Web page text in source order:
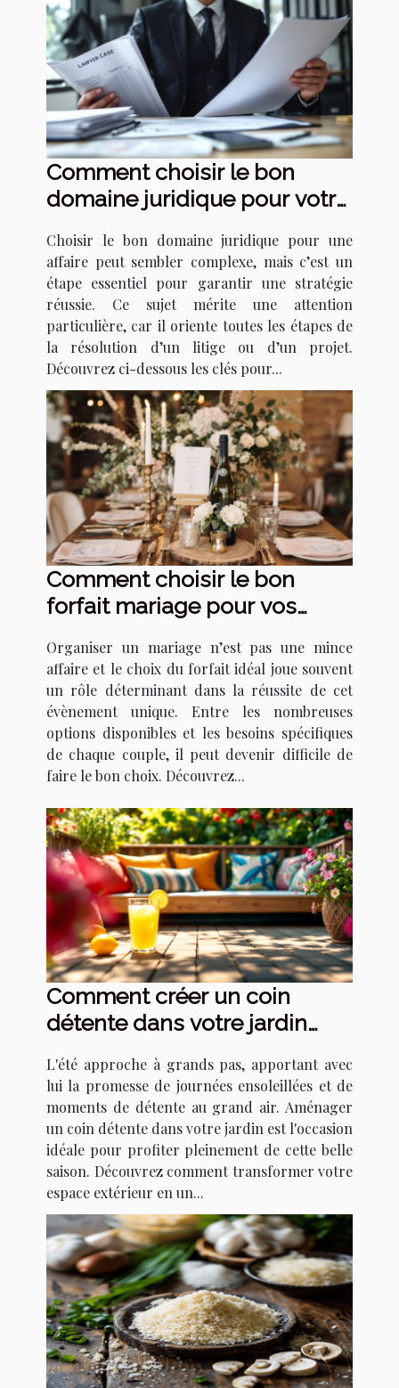
Comment choisir le bon
domaine juridique pour votre
Choisir le bon domaine juridique pour une
affaire peut sembler complexe, mais c’est un
étape essentiel pour garantir une stratégie
réussie. Ce sujet mérite une attention
particulière, car il oriente toutes les étapes de
la résolution d’un litige ou d’un projet.
Découvrez ci-dessous les clés pour...
Comment choisir le bon
forfait mariage pour vos
Organiser un mariage n’est pas une mince
affaire et le choix du forfait idéal joue souvent
un rôle déterminant dans la réussite de cet
évènement unique. Entre les nombreuses
options disponibles et les besoins spécifiques
de chaque couple, il peut devenir difficile de
faire le bon choix. Découvrez...
Comment créer un coin
détente dans votre jardin
L'été approche à grands pas, apportant avec
lui la promesse de journées ensoleillées et de
moments de détente au grand air. Aménager
un coin détente dans votre jardin est l'occasion
idéale pour profiter pleinement de cette belle
saison. Découvrez comment transformer votre
espace extérieur en un...